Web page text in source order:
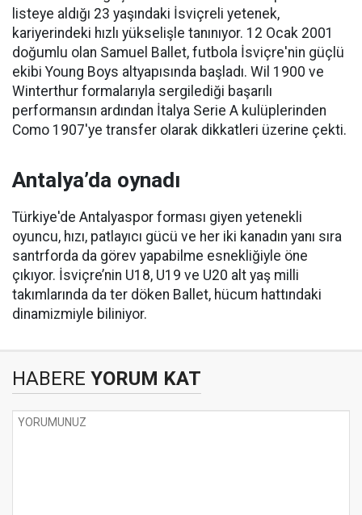
listeye aldığı 23 yaşındaki İsviçreli yetenek,
kariyerindeki hızlı yükselişle tanınıyor. 12 Ocak 2001
doğumlu olan Samuel Ballet, futbola İsviçre'nin güçlü
ekibi Young Boys altyapısında başladı. Wil 1900 ve
Winterthur formalarıyla sergilediği başarılı
performansın ardından İtalya Serie A kulüplerinden
Como 1907'ye transfer olarak dikkatleri üzerine çekti.
Antalya’da oynadı
Türkiye'de Antalyaspor forması giyen yetenekli
oyuncu, hızı, patlayıcı gücü ve her iki kanadın yanı sıra
santrforda da görev yapabilme esnekliğiyle öne
çıkıyor. İsviçre’nin U18, U19 ve U20 alt yaş milli
takımlarında da ter döken Ballet, hücum hattındaki
dinamizmiyle biliniyor.
HABERE YORUM KAT